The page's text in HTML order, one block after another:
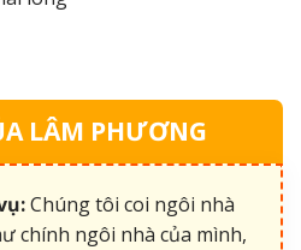
LÂM PHƯƠNG
Chúng tôi coi ngôi nhà
chính ngôi nhà của mình,